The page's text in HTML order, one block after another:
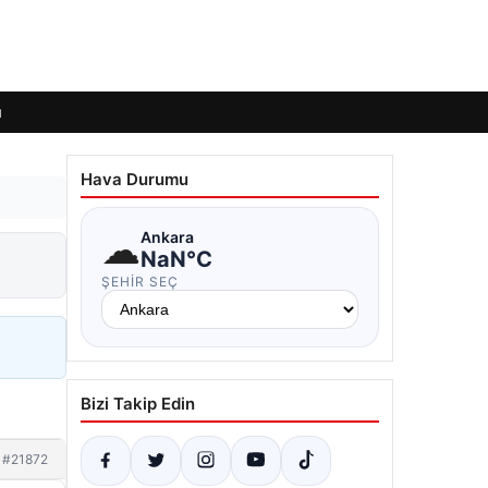
#21872
Hava Durumu
☁Ankara
NaN°C
ŞEHIR SEÇ
Bizi Takip Edin